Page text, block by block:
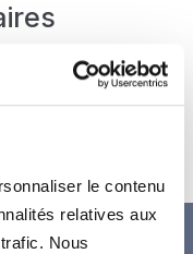
le contenu
relatives aux
Nous